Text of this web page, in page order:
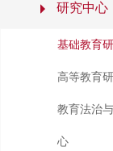
研究中心
基础教育
高等教育
教育法治
心